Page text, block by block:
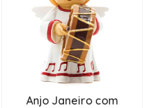
Anjo Janeiro com